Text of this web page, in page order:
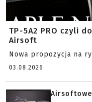
TP-5A2 PRO czyli
Airsoft
Nowa propozycja na
03.08.2026